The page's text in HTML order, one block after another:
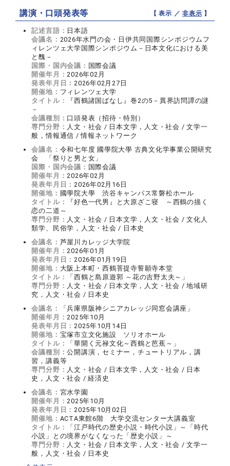
講演・口頭発表等 【 表示 ／非表示 】
記述言語： 日本語
会議名： 2026年水門の会・日伊共同国際シンポジウムフ
ィレンツェ大学国際シンポジウム－日本文化における美
と醜－
国際・国内会議： 国際会議
開催年月：2026年02月
発表年月日：2026年02月27日
開催地： フィレンツェ大学
タイトル：
『西鶴諸国ばなし』巻2の5－異界訪問譚の謎
－
会議種別： 口頭発表（招待・特別）
専門分野： 人文・社会 / 日本文学，人文・社会 / 文学一
般，情報通信 / 情報ネットワーク
会議名： 令和七年度 國學院大學 古典文化学事業公開研究
会 「祭りと男と女」
国際・国内会議： 国際会議
開催年月：2026年02月
発表年月日：2026年02月16日
開催地： 國學院大學 渋谷キャンパス常磐松ホール
タイトル：
『好色一代男』と大原ざこ寝 ～西鶴の描く
恋の二道～
専門分野： 人文・社会 / 日本文学，人文・社会 / 文化人
類学、民俗学，人文・社会 / 日本史
会議名： 芦屋川カレッジ大学院
開催年月：2026年01月
発表年月日：2026年01月19日
開催地： 大阪上本町・西鶴菩提寺誓願寺本堂
タイトル：
「西鶴と島原遊郭 ～花の吉野太夫～」
専門分野： 人文・社会 / 日本文学，人文・社会 / 地域研
究，人文・社会 / 日本史
会議名：
「兵庫県阪神シニアカレッジ同窓会講座」
開催年月：2025年10月
発表年月日：2025年10月14日
開催地： 宝塚市立文化施設 ソリオホール
タイトル：
「華開く元禄文化～西鶴と芭蕉～」
会議種別：公開講演，セミナー，チュートリアル，講
習，講義等
専門分野： 人文・社会 / 日本文学，人文・社会 / 日本
史，人文・社会 / 経済史
会議名： 宮水学園
開催年月：2025年10月
発表年月日：2025年10月02日
開催地： ACTA東館6階 大学交流センター大講義室
タイトル：
「江戸時代の歴史小説・時代小説」～「時代
小説」との境界がなくなった「歴史小説」～
専門分野： 人文・社会 / 日本文学，人文・社会 / 文学一
般，人文・社会 / 日本史